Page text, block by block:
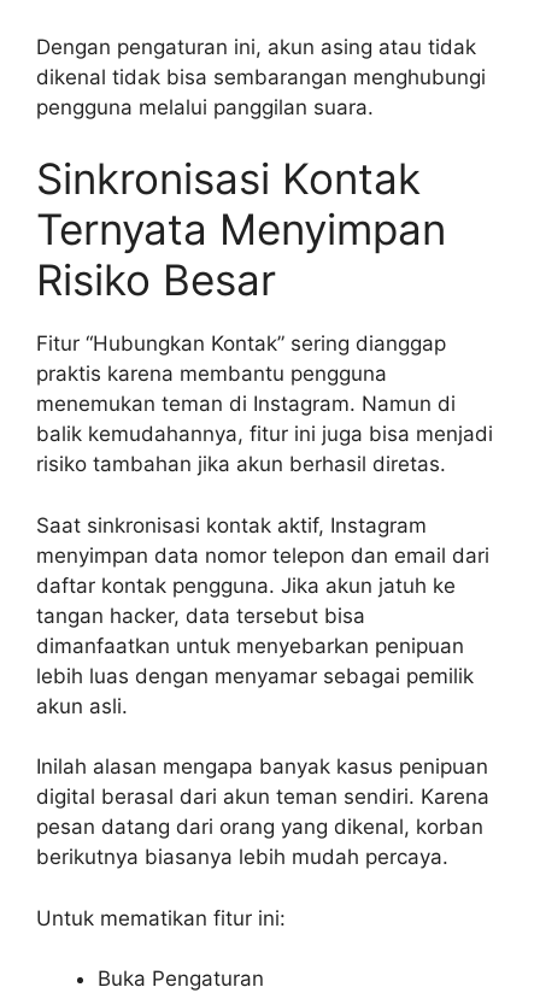
Dengan pengaturan ini, akun asing atau tidak
dikenal tidak bisa sembarangan menghubungi
pengguna melalui panggilan suara.
Sinkronisasi Kontak
Ternyata Menyimpan
Risiko Besar
Fitur “Hubungkan Kontak” sering dianggap
praktis karena membantu pengguna
menemukan teman di Instagram. Namun di
balik kemudahannya, fitur ini juga bisa menjadi
risiko tambahan jika akun berhasil diretas.
Saat sinkronisasi kontak aktif, Instagram
menyimpan data nomor telepon dan email dari
daftar kontak pengguna. Jika akun jatuh ke
tangan hacker, data tersebut bisa
dimanfaatkan untuk menyebarkan penipuan
lebih luas dengan menyamar sebagai pemilik
akun asli.
Inilah alasan mengapa banyak kasus penipuan
digital berasal dari akun teman sendiri. Karena
pesan datang dari orang yang dikenal, korban
berikutnya biasanya lebih mudah percaya.
Untuk mematikan fitur ini:
Buka Pengaturan